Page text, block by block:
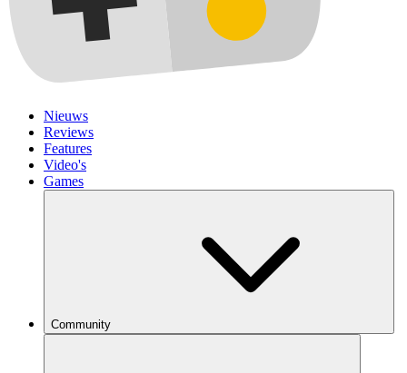
Nieuws
Reviews
Features
Video's
Games
Community